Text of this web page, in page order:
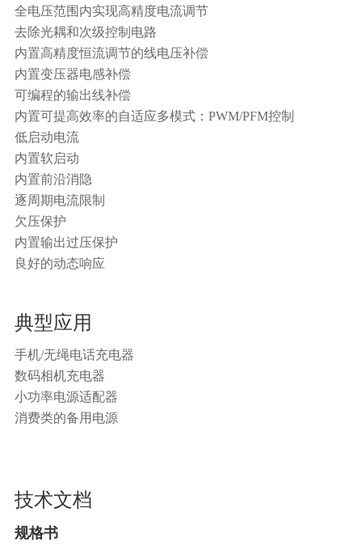
全电压范围内实现高精度电流调节
去除光耦和次级控制电路
内置高精度恒流调节的线电压补偿
内置变压器电感补偿
可编程的输出线补偿
内置可提高效率的自适应多模式：PWM/PFM控制
低启动电流
内置软启动
内置前沿消隐
逐周期电流限制
欠压保护
内置输出过压保护
良好的动态响应
典型应用
手机/无绳电话充电器
数码相机充电器
小功率电源适配器
消费类的备用电源
技术文档
规格书